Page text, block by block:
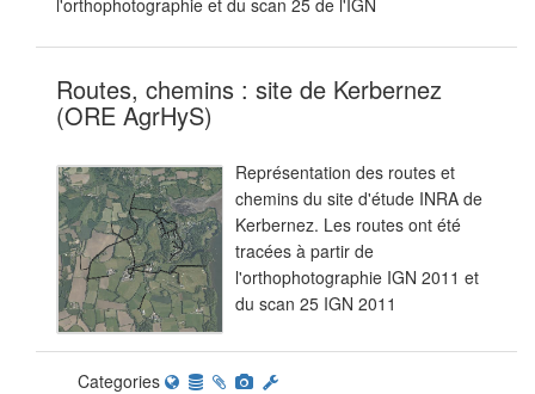
l'orthophotographie et du scan 25 de l'IGN
Routes, chemins : site de Kerbernez
(ORE AgrHyS)
Représentation des routes et
chemins du site d'étude INRA de
Kerbernez. Les routes ont été
tracées à partir de
l'orthophotographie IGN 2011 et
du scan 25 IGN 2011
Categories